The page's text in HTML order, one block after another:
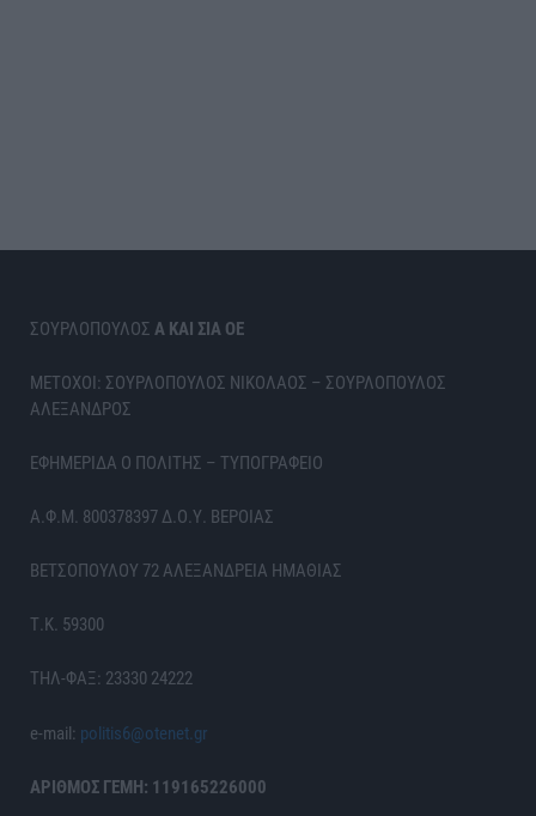
ΣΟΥΡΛΟΠΟΥΛΟΣ Α ΚΑΙ ΣΙΑ ΟΕ
ΜΕΤΟΧΟΙ: ΣΟΥΡΛΟΠΟΥΛΟΣ ΝΙΚΟΛΑΟΣ – ΣΟΥΡΛΟΠΟΥΛΟΣ
ΑΛΕΞΑΝΔΡΟΣ
ΕΦΗΜΕΡΙΔΑ Ο ΠΟΛΙΤΗΣ – ΤΥΠΟΓΡΑΦΕΙΟ
Α.Φ.Μ. 800378397 Δ.Ο.Υ. ΒΕΡΟΙΑΣ
ΒΕΤΣΟΠΟΥΛΟΥ 72 ΑΛΕΞΑΝΔΡΕΙΑ ΗΜΑΘΙΑΣ
Τ.Κ. 59300
ΤΗΛ-ΦΑΞ: 23330 24222
e-mail: politis6@otenet.gr
ΑΡΙΘΜΟΣ ΓΕΜΗ: 119165226000